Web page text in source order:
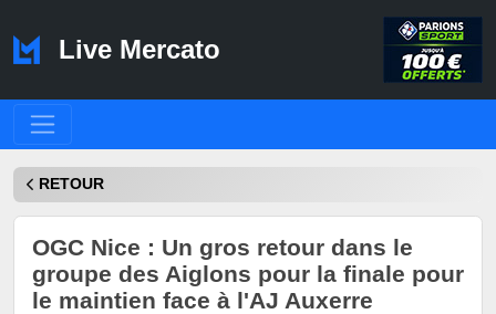
Live Mercato
RETOUR
OGC Nice : Un gros retour dans le
groupe des Aiglons pour la finale pour
le maintien face à l'AJ Auxerre